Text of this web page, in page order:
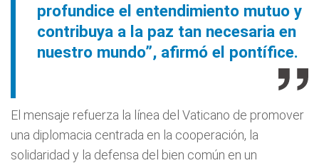
profundice el entendimiento mutuo y
contribuya a la paz tan necesaria en
nuestro mundo”, afirmó el pontífice.
El mensaje refuerza la línea del Vaticano de promover
una diplomacia centrada en la cooperación, la
solidaridad y la defensa del bien común en un